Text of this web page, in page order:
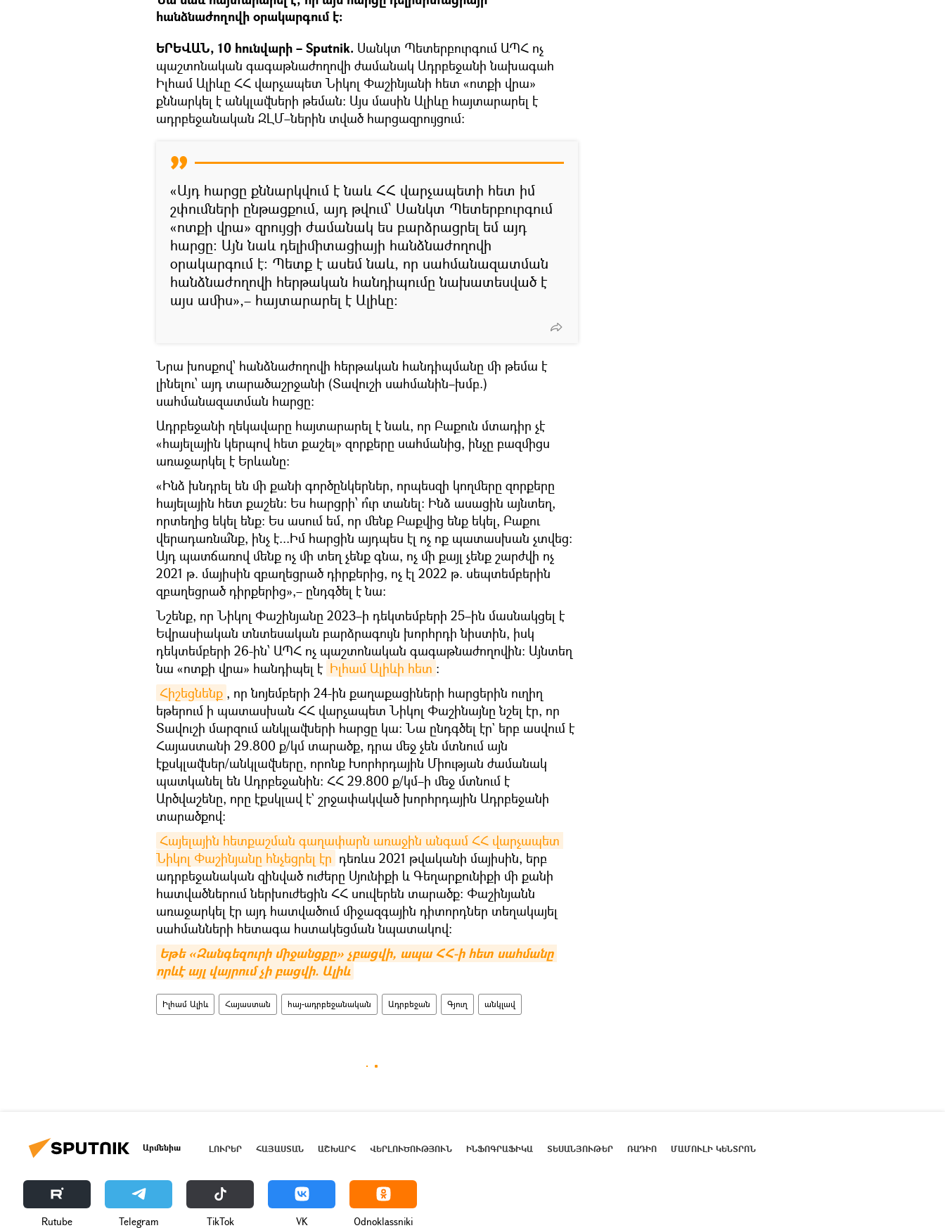
հանձնաժողովի օրակարգում է։
ԵՐԵՎԱՆ, 10 հունվարի – Sputnik. Սանկտ Պետերբուրգում ԱՊՀ ոչ
պաշտոնական գագաթնաժողովի ժամանակ Ադրբեջանի նախագահ
Իլհամ Ալիևը ՀՀ վարչապետ Նիկոլ Փաշինյանի հետ «ոտքի վրա»
քննարկել է անկլավների թեման: Այս մասին Ալիևը հայտարարել է
ադրբեջանական ԶԼՄ–ներին տված հարցազրույցում:
«Այդ հարցը քննարկվում է նաև ՀՀ վարչապետի հետ իմ
շփումների ընթացքում, այդ թվում՝ Սանկտ Պետերբուրգում
«ոտքի վրա» զրույցի ժամանակ ես բարձրացրել եմ այդ
հարցը։ Այն նաև դելիմիտացիայի հանձնաժողովի
օրակարգում է։ Պետք է ասեմ նաև, որ սահմանազատման
հանձնաժողովի հերթական հանդիպումը նախատեսված է
այս ամիս»,– հայտարարել է Ալիևը։
Նրա խոսքով՝ հանձնաժողովի հերթական հանդիպմանը մի թեմա է
լինելու՝ այդ տարածաշրջանի (Տավուշի սահմանին–խմբ.)
սահմանազատման հարցը։
Ադրբեջանի ղեկավարը հայտարարել է նաև, որ Բաքուն մտադիր չէ
«հայելային կերպով հետ քաշել» զորքերը սահմանից, ինչը բազմիցս
առաջարկել է Երևանը:
«Ինձ խնդրել են մի քանի գործընկերներ, որպեսզի կողմերը զորքերը
հայելային հետ քաշեն։ Ես հարցրի՝ ո՞ւր տանել։ Ինձ ասացին այնտեղ,
որտեղից եկել ենք։ Ես ասում եմ, որ մենք Բաքվից ենք եկել, Բաքու
վերադառնա՞նք, ինչ է...Իմ հարցին այդպես էլ ոչ ոք պատասխան չտվեց։
Այդ պատճառով մենք ոչ մի տեղ չենք գնա, ոչ մի քայլ չենք շարժվի ոչ
2021 թ. մայիսին զբաղեցրած դիրքերից, ոչ էլ 2022 թ. սեպտեմբերին
զբաղեցրած դիրքերից»,– ընդգծել է նա։
Նշենք, որ Նիկոլ Փաշինյանը 2023–ի դեկտեմբերի 25–ին մասնակցել է
Եվրասիական տնտեսական բարձրագույն խորհրդի նիստին, իսկ
դեկտեմբերի 26-ին՝ ԱՊՀ ոչ պաշտոնական գագաթնաժողովին: Այնտեղ
նա «ոտքի վրա» հանդիպել է Իլհամ Ալիևի հետ ։
Հիշեցնենք , որ նոյեմբերի 24-ին քաղաքացիների հարցերին ուղիղ
եթերում ի պատասխան ՀՀ վարչապետ Նիկոլ Փաշինայնը նշել էր, որ
Տավուշի մարզում անկլավների հարցը կա։ Նա ընդգծել էր` երբ ասվում է
Հայաստանի 29.800 ք/կմ տարածք, դրա մեջ չեն մտնում այն
էքսկլավներ/անկլավները, որոնք Խորհրդային Միության ժամանակ
պատկանել են Ադրբեջանին։ ՀՀ 29.800 ք/կմ–ի մեջ մտնում է
Արծվաշենը, որը էքսկլավ է` շրջափակված խորհրդային Ադրբեջանի
տարածքով։
Հայելային հետքաշման գաղափարն առաջին անգամ ՀՀ վարչապետ
Նիկոլ Փաշինյանը հնչեցրել էր դեռևս 2021 թվականի մայիսին, երբ
ադրբեջանական զինված ուժերը Սյունիքի և Գեղարքունիքի մի քանի
հատվածներում ներխուժեցին ՀՀ սուվերեն տարածք։ Փաշինյանն
առաջարկել էր այդ հատվածում միջազգային դիտորդներ տեղակայել
սահմանների հետագա հստակեցման նպատակով:
Եթե «Զանգեզուրի միջանցքը» չբացվի, ապա ՀՀ-ի հետ սահմանը
որևէ այլ վայրում չի բացվի. Ալիև
Իլհամ Ալիև Հայաստան հայ-ադրբեջանական Ադրբեջան Գյուղ անկլավ
Արմենիա ԼՈՒՐԵՐ ՀԱՅԱՍՏԱՆ ԱՇԽԱՐՀ ՎԵՐԼՈՒԾՈՒԹՅՈՒՆ ԻՆՖՈԳՐԱՖԻԿԱ ՏԵՍԱՆՅՈՒԹԵՐ ՌԱԴԻՈ ՄԱՄՈՒԼԻ ԿԵՆՏՐՈՆ
Rutube Telegram ТikТоk VK Odnoklassniki